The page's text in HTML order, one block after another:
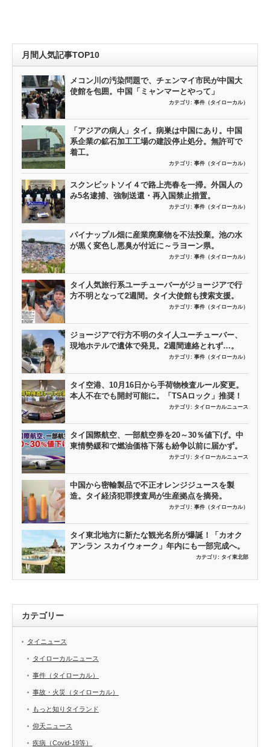
月間人気記事TOP10
メコン川の汚染問題で、チェンマイ市民が中国大
使館を包囲。中国「ミャンマーとやって」
カテゴリ: 事件（タイローカル）
「アジアの病人」タイ。病巣は中国にあり。中国
系企業の鉱石加工工場の建設停止処分。無許可で
着工。
カテゴリ: 事件（タイローカル）
スクンビットソイ４で路上売春を一掃。外国人の
み5名逮捕、強制送還・再入国禁止措置。
カテゴリ: 事件（タイローカル）
パイナップル畑に産業廃棄物を不法投棄。池の水
が黒く変色し悪臭が付近に～ラヨーン県。
カテゴリ: 事件（タイローカル）
タイ人気旅行系ユーチューバーがジョージアで行
方不明となって2週間。タイ大使館も捜索支援。
カテゴリ: 事件（タイローカル）
ジョージアで行方不明のタイ人ユーチューバー、
現地ホテルで遺体で発見。2週間連絡とれず…。
カテゴリ: 事件（タイローカル）
タイ空港、10月16日から手荷物検査ルール変更。
本人不在でも開封可能に。「TSAロック」推奨！
カテゴリ: タイローカルニュース
タイ国際航空、一部航空券を20～30％値下げ。中
東情勢緩和で燃油価格下落も紛争以前に届かず。
カテゴリ: タイローカルニュース
中国から密輸製品で不正オレンジジュースを製
造。タイ経済犯罪捜査局が生産拠点を摘発。
カテゴリ: 事件（タイローカル）
タイ東北地方に新たな観光名所が爆誕！「カオク
アンラン スカイウォーク」年内にも一部完成へ。
カテゴリ: タイ東北部
カテゴリー
タイニュース
タイローカルニュース
事件（タイローカル）
事故・火災（タイローカル）
もっと知りタイランド
仰天ニュース
疾病（Covid-19等）